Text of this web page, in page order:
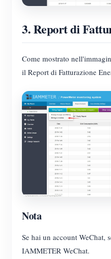
Classifica FV
3. Report di
Come mostrato
il Report di Fatturazione
Nota
Se hai un account
IAMMETER WeChat.